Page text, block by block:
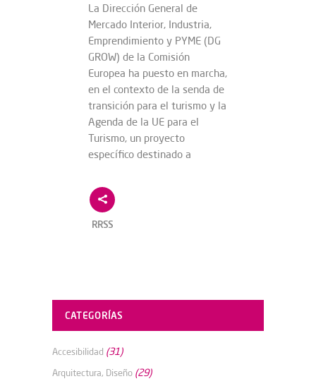
La Dirección General de
Mercado Interior, Industria,
Emprendimiento y PYME (DG
GROW) de la Comisión
Europea ha puesto en marcha,
en el contexto de la senda de
transición para el turismo y la
Agenda de la UE para el
Turismo, un proyecto
específico destinado a
RRSS
CATEGORÍAS
Accesibilidad (31)
Arquitectura, Diseño (29)